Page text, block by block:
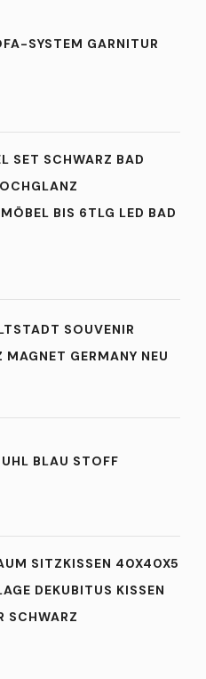
SYSTEM GARNITUR
SET SCHWARZ BAD
BIS 6TLG LED BAD
SOUVENIR
MAGNET GERMANY NEU
BLAU STOFF
SITZKISSEN 40X40X5
DEKUBITUS KISSEN
SCHWARZ